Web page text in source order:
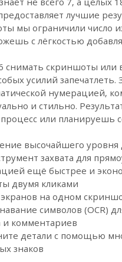
лучшие
мы ограничили число
с лёгкостью
снимать скриншоты
усилий
нумерацией,
и стильно.
или планируешь
высочайшего уровня
захвата для
ещё быстрее и
двумя кликами
экранов на одном
символов (OCR)
и комментариев
детали с помощью
знаков